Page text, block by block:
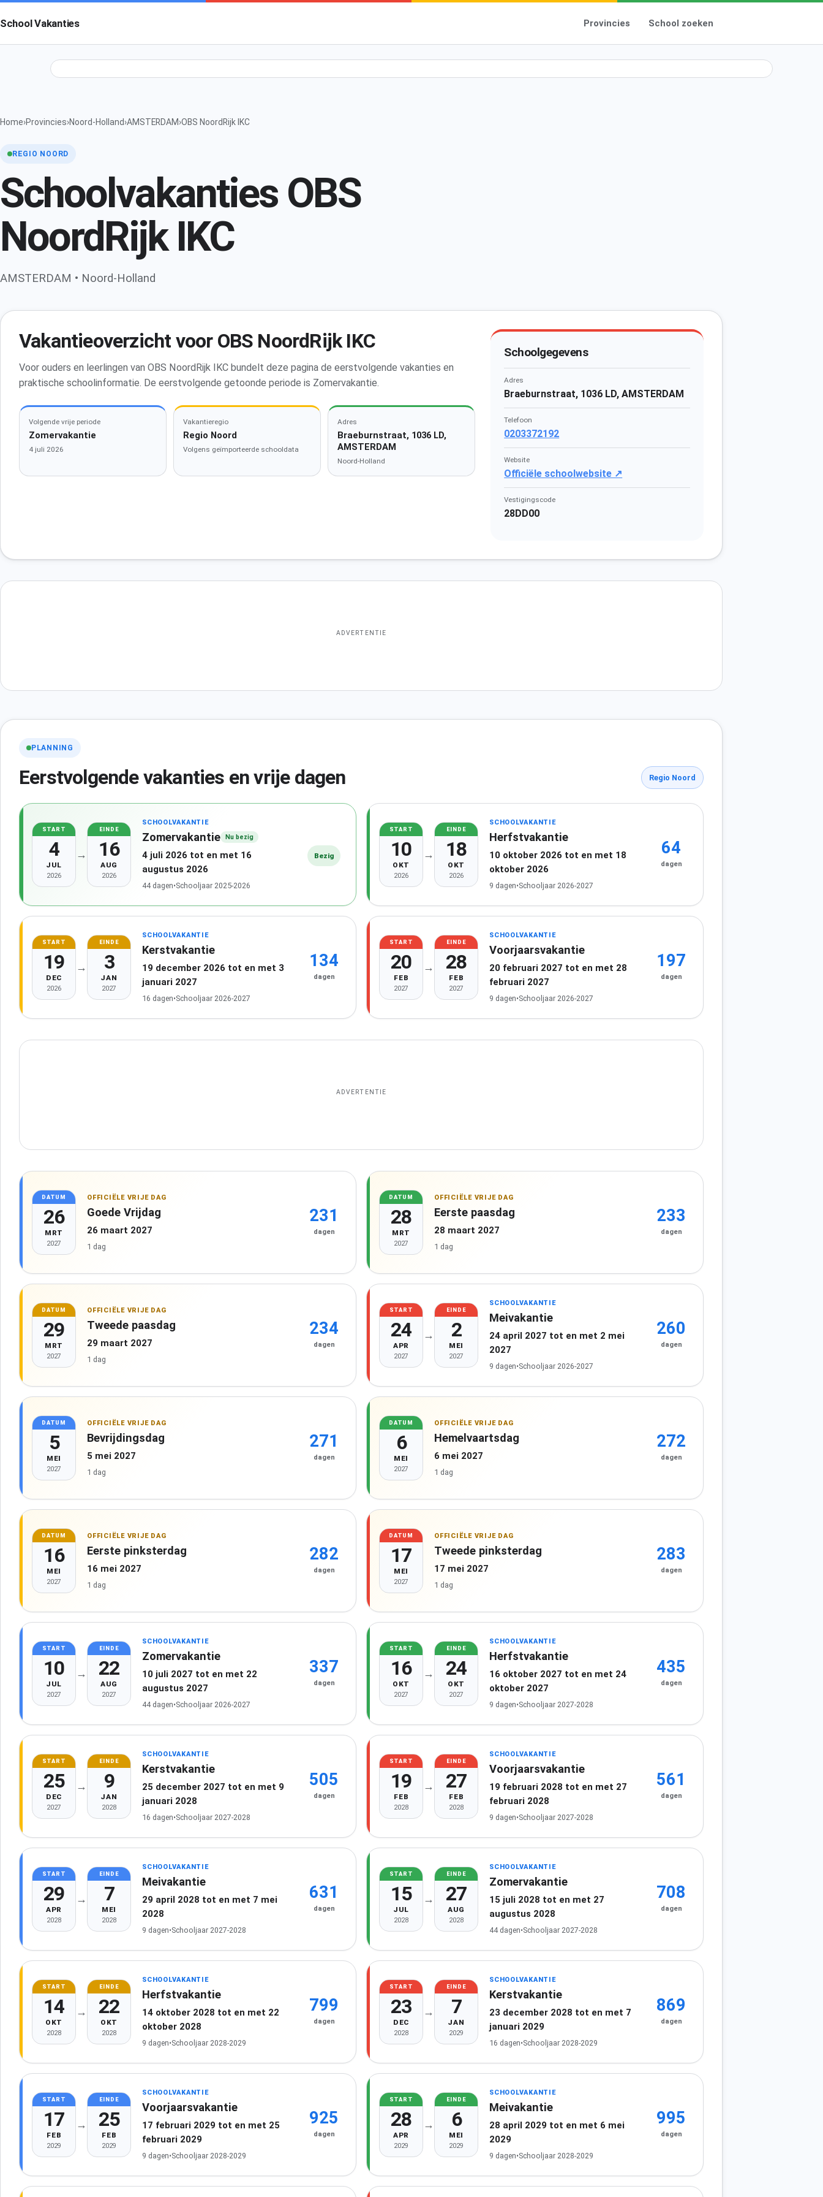
School Vakanties Provincies School zoeken
Home›Provincies›Noord-Holland›AMSTERDAM›OBS NoordRijk IKC
REGIO NOORD
Schoolvakanties OBS
NoordRijk IKC
AMSTERDAM • Noord-Holland
Vakantieoverzicht voor OBS NoordRijk IKC
Voor ouders en leerlingen van OBS NoordRijk IKC bundelt deze pagina de eerstvolgende vakanties en
praktische schoolinformatie. De eerstvolgende getoonde periode is Zomervakantie.
Volgende vrije periode
Zomervakantie
4 juli 2026
Vakantieregio
Regio Noord
Volgens geïmporteerde schooldata
Adres
Braeburnstraat, 1036 LD,
AMSTERDAM
Noord-Holland
Schoolgegevens
Adres
Braeburnstraat, 1036 LD, AMSTERDAM
Telefoon
0203372192
Website
Officiële schoolwebsite ↗
Vestigingscode
28DD00
ADVERTENTIE
PLANNING
Eerstvolgende vakanties en vrije dagen Regio Noord
START
4
JUL
2026
→
EINDE
16
AUG
2026
SCHOOLVAKANTIE
Zomervakantie Nu bezig
4 juli 2026 tot en met 16
augustus 2026
44 dagen•Schooljaar 2025-2026
Bezig
START
10
OKT
2026
→
EINDE
18
OKT
2026
SCHOOLVAKANTIE
Herfstvakantie
10 oktober 2026 tot en met 18
oktober 2026
9 dagen•Schooljaar 2026-2027
64
dagen
START
19
DEC
2026
→
EINDE
3
JAN
2027
SCHOOLVAKANTIE
Kerstvakantie
19 december 2026 tot en met 3
januari 2027
16 dagen•Schooljaar 2026-2027
134
dagen
START
20
FEB
2027
→
EINDE
28
FEB
2027
SCHOOLVAKANTIE
Voorjaarsvakantie
20 februari 2027 tot en met 28
februari 2027
9 dagen•Schooljaar 2026-2027
197
dagen
ADVERTENTIE
DATUM
26
MRT
2027
OFFICIËLE VRIJE DAG
Goede Vrijdag
26 maart 2027
1 dag
231
dagen
DATUM
28
MRT
2027
OFFICIËLE VRIJE DAG
Eerste paasdag
28 maart 2027
1 dag
233
dagen
DATUM
29
MRT
2027
OFFICIËLE VRIJE DAG
Tweede paasdag
29 maart 2027
1 dag
234
dagen
START
24
APR
2027
→
EINDE
2
MEI
2027
SCHOOLVAKANTIE
Meivakantie
24 april 2027 tot en met 2 mei
2027
9 dagen•Schooljaar 2026-2027
260
dagen
DATUM
5
MEI
2027
OFFICIËLE VRIJE DAG
Bevrijdingsdag
5 mei 2027
1 dag
271
dagen
DATUM
6
MEI
2027
OFFICIËLE VRIJE DAG
Hemelvaartsdag
6 mei 2027
1 dag
272
dagen
DATUM
16
MEI
2027
OFFICIËLE VRIJE DAG
Eerste pinksterdag
16 mei 2027
1 dag
282
dagen
DATUM
17
MEI
2027
OFFICIËLE VRIJE DAG
Tweede pinksterdag
17 mei 2027
1 dag
283
dagen
START
10
JUL
2027
→
EINDE
22
AUG
2027
SCHOOLVAKANTIE
Zomervakantie
10 juli 2027 tot en met 22
augustus 2027
44 dagen•Schooljaar 2026-2027
337
dagen
START
16
OKT
2027
→
EINDE
24
OKT
2027
SCHOOLVAKANTIE
Herfstvakantie
16 oktober 2027 tot en met 24
oktober 2027
9 dagen•Schooljaar 2027-2028
435
dagen
START
25
DEC
2027
→
EINDE
9
JAN
2028
SCHOOLVAKANTIE
Kerstvakantie
25 december 2027 tot en met 9
januari 2028
16 dagen•Schooljaar 2027-2028
505
dagen
START
19
FEB
2028
→
EINDE
27
FEB
2028
SCHOOLVAKANTIE
Voorjaarsvakantie
19 februari 2028 tot en met 27
februari 2028
9 dagen•Schooljaar 2027-2028
561
dagen
START
29
APR
2028
→
EINDE
7
MEI
2028
SCHOOLVAKANTIE
Meivakantie
29 april 2028 tot en met 7 mei
2028
9 dagen•Schooljaar 2027-2028
631
dagen
START
15
JUL
2028
→
EINDE
27
AUG
2028
SCHOOLVAKANTIE
Zomervakantie
15 juli 2028 tot en met 27
augustus 2028
44 dagen•Schooljaar 2027-2028
708
dagen
START
14
OKT
2028
→
EINDE
22
OKT
2028
SCHOOLVAKANTIE
Herfstvakantie
14 oktober 2028 tot en met 22
oktober 2028
9 dagen•Schooljaar 2028-2029
799
dagen
START
23
DEC
2028
→
EINDE
7
JAN
2029
SCHOOLVAKANTIE
Kerstvakantie
23 december 2028 tot en met 7
januari 2029
16 dagen•Schooljaar 2028-2029
869
dagen
START
17
FEB
2029
→
EINDE
25
FEB
2029
SCHOOLVAKANTIE
Voorjaarsvakantie
17 februari 2029 tot en met 25
februari 2029
9 dagen•Schooljaar 2028-2029
925
dagen
START
28
APR
2029
→
EINDE
6
MEI
2029
SCHOOLVAKANTIE
Meivakantie
28 april 2029 tot en met 6 mei
2029
9 dagen•Schooljaar 2028-2029
995
dagen